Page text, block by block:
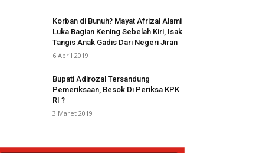
Korban di Bunuh? Mayat Afrizal Alami
Luka Bagian Kening Sebelah Kiri, Isak
Tangis Anak Gadis Dari Negeri Jiran
6 April 2019
Bupati Adirozal Tersandung
Pemeriksaan, Besok Di Periksa KPK
RI ?
3 Maret 2019